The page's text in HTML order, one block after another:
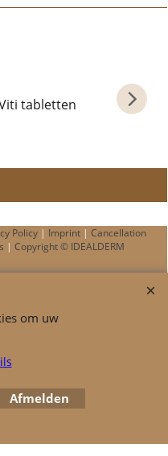
Policy | Imprint | Cancellation
| Copyright © IDEALDERM
om uw
Afmelden